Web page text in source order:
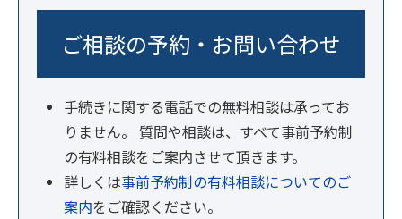
ご相談の予約・お問い合わせ
手続きに関する電話での無料相談は承ってお
りません。 質問や相談は、すべて事前予約制
の有料相談をご案内させて頂きます。
詳しくは事前予約制の有料相談についてのご
案内をご確認ください。